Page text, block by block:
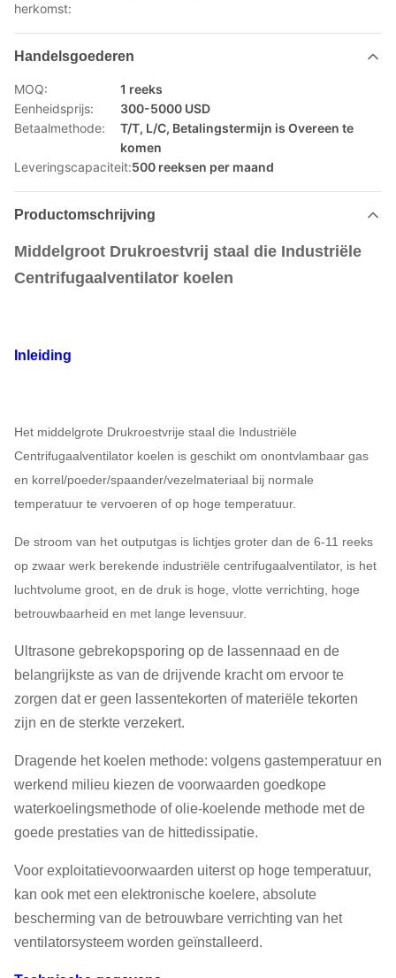
herkomst:
Handelsgoederen
MOQ:
1 reeks
Eenheidsprijs:
300-5000 USD
Betaalmethode:
T/T, L/C, Betalingstermijn is Overeen te
komen
Leveringscapaciteit:500 reeksen per maand
Productomschrijving
Middelgroot Drukroestvrij staal die Industriële
Centrifugaalventilator koelen
Inleiding
Het middelgrote Drukroestvrije staal die Industriële
Centrifugaalventilator koelen is geschikt om onontvlambaar gas
en korrel/poeder/spaander/vezelmateriaal bij normale
temperatuur te vervoeren of op hoge temperatuur.
De stroom van het outputgas is lichtjes groter dan de 6-11 reeks
op zwaar werk berekende industriële centrifugaalventilator, is het
luchtvolume groot, en de druk is hoge, vlotte verrichting, hoge
betrouwbaarheid en met lange levensuur.
Ultrasone gebrekopsporing op de lassennaad en de
belangrijkste as van de drijvende kracht om ervoor te
zorgen dat er geen lassentekorten of materiële tekorten
zijn en de sterkte verzekert.
Dragende het koelen methode: volgens gastemperatuur en
werkend milieu kiezen de voorwaarden goedkope
waterkoelingsmethode of olie-koelende methode met de
goede prestaties van de hittedissipatie.
Voor exploitatievoorwaarden uiterst op hoge temperatuur,
kan ook met een elektronische koelere, absolute
bescherming van de betrouwbare verrichting van het
ventilatorsysteem worden geïnstalleerd.